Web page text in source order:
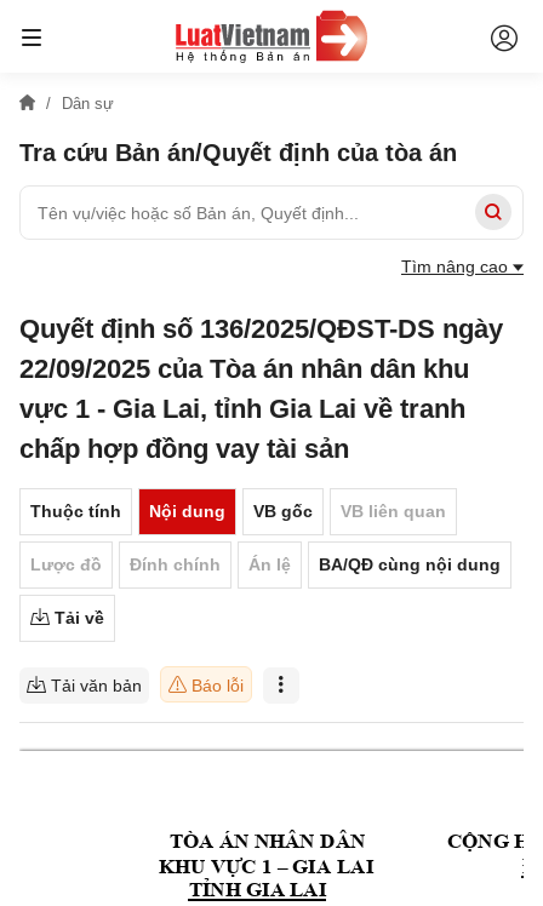
Dân sự
Tra cứu Bản án/Quyết định của tòa án
Tìm nâng cao
Quyết định số 136/2025/QĐST-DS ngày
22/09/2025 của Tòa án nhân dân khu
vực 1 - Gia Lai, tỉnh Gia Lai về tranh
chấp hợp đồng vay tài sản
Thuộc tính Nội dung VB gốc VB liên quan
Lược đồ Đính chính Án lệ BA/QĐ cùng nội dung
Tải về
Tải văn bản Báo lỗi
TÒA ÁN NHÂN DÂN                CỘNG
KHU VỰC 1 – GIA LAI
TỈNH GIA LAI